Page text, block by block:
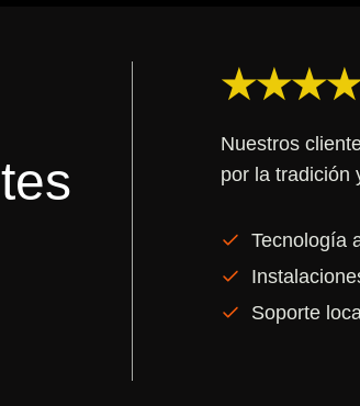
Nuestros
por la tradición
Tecnología
Soporte